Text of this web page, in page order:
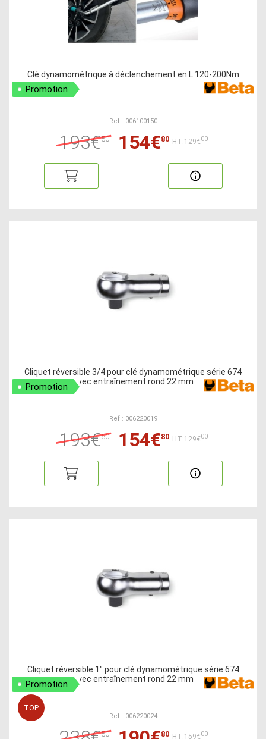
Clé dynamométrique à déclenchement en L 120-200Nm
Promotion
Ref : 006100150
193€50 154€80 HT:129€00
Cliquet réversible 3/4 pour clé dynamométrique série 674
avec entraînement rond 22 mm
Promotion
Ref : 006220019
193€50 154€80 HT:129€00
Cliquet réversible 1" pour clé dynamométrique série 674
avec entraînement rond 22 mm
Promotion
Ref : 006220024
50 80 HT:159€00
TOP